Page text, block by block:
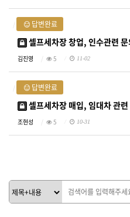
답변완료
셀프세차장 창업, 인수관련 문
김진영 5 11-02
답변완료
셀프세차장 매입, 임대차 관련
조현성 5 10-31